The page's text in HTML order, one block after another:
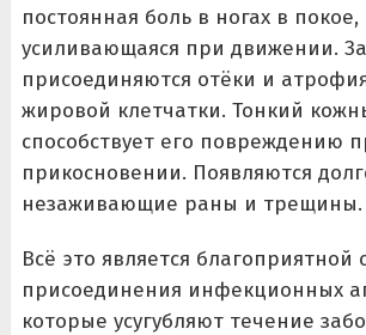
постоянная боль в ногах в покое,
усиливающаяся при движении.
присоединяются отёки и
жировой клетчатки. Тонкий
способствует его повреждению
прикосновении. Появляются
незаживающие раны и трещины.
Всё это является благоприятной
присоединения инфекционных
которые усугубляют течение